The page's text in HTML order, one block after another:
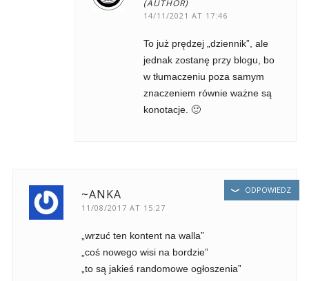
14/11/2021 AT 17:46
To już prędzej „dziennik”, ale
jednak zostanę przy blogu, bo
w tłumaczeniu poza samym
znaczeniem równie ważne są
konotacje. 🙂
~ANKA
11/08/2017 AT 15:27
„wrzuć ten kontent na walla”
„coś nowego wisi na bordzie”
„to są jakieś randomowe ogłoszenia”
ODPOWIEDZ